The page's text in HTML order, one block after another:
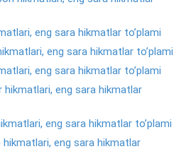
eng sara hikmatlar to’plami
eng sara hikmatlar to’plami
eng sara hikmatlar to’plami
hikmatlari, eng sara hikmatlar
eng sara hikmatlar to’plami
hikmatlari, eng sara hikmatlar